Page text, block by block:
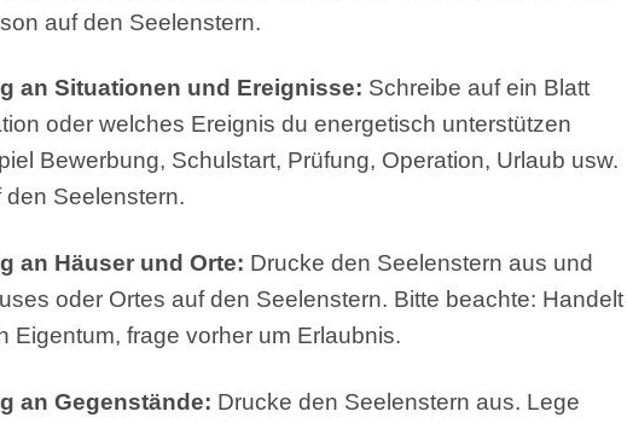
auf den Seelenstern.
an Situationen und Ereignisse: Schreibe auf ein Blatt
oder welches Ereignis du energetisch unterstützen
Bewerbung, Schulstart, Prüfung, Operation, Urlaub usw.
Seelenstern.
an Häuser und Orte: Drucke den Seelenstern aus und
oder Ortes auf den Seelenstern. Bitte beachte: Handelt
Eigentum, frage vorher um Erlaubnis.
an Gegenstände: Drucke den Seelenstern aus. Lege